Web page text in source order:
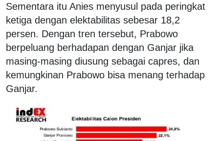
Sementara itu Anies menyusul pada peringkat
ketiga dengan elektabilitas sebesar 18,2
persen. Dengan tren tersebut, Prabowo
berpeluang berhadapan dengan Ganjar jika
masing-masing diusung sebagai capres, dan
kemungkinan Prabowo bisa menang terhadap
Ganjar.